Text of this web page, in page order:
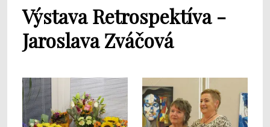
O obci
Výstava Retrospektíva -
Jaroslava Zváčová